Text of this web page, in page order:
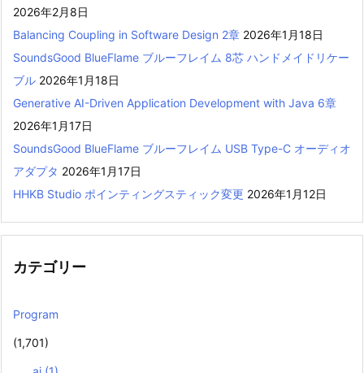
2026年2月8日
Balancing Coupling in Software Design 2章 2026年1月18日
SoundsGood BlueFlame ブルーフレイム 8芯 ハンドメイドリケー
ブル 2026年1月18日
Generative AI-Driven Application Development with Java 6章
2026年1月17日
SoundsGood BlueFlame ブルーフレイム USB Type-C オーディオ
アダプタ 2026年1月17日
HHKB Studio ポインティングスティック変更 2026年1月12日
カテゴリー
Program
(1,701)